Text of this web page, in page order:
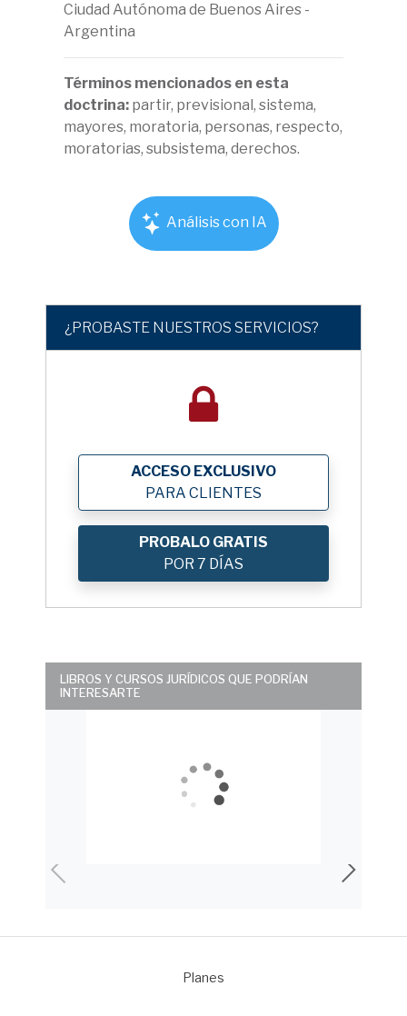
Ciudad Autónoma de Buenos Aires -
Argentina
Términos mencionados en esta
doctrina: partir, previsional, sistema,
mayores, moratoria, personas, respecto,
moratorias, subsistema, derechos.
Análisis con IA
¿PROBASTE NUESTROS SERVICIOS?
ACCESO EXCLUSIVO
PARA CLIENTES
PROBALO GRATIS
POR 7 DÍAS
LIBROS Y CURSOS JURÍDICOS QUE PODRÍAN
INTERESARTE
Planes